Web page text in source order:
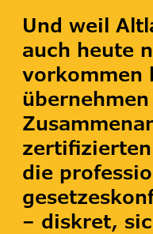
Und weil
auch heute
vorkommen
die
– diskret,